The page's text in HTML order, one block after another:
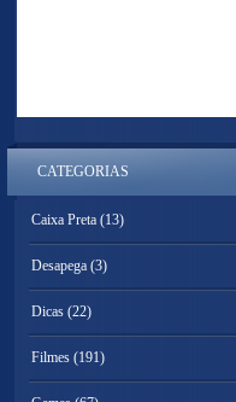
CATEGORIAS
Caixa Preta (13)
Desapega (3)
Dicas (22)
Filmes (191)